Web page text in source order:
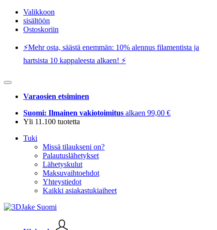
Valikkoon
sisältöön
Ostoskoriin
⚡️Mehr osta, säästä enemmän: 10% alennus filamentista ja
hartsista 10 kappaleesta alkaen! ⚡️
Varaosien etsiminen
Suomi: Ilmainen vakiotoimitus alkaen 99,00 €
Yli 11.100 tuotetta
Tuki
Missä tilaukseni on?
Palautuslähetykset
Lähetyskulut
Maksuvaihtoehdot
Yhteystiedot
Kaikki asiakastukiaiheet